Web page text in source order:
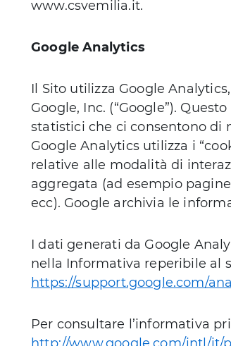
www.csvemilia.it.
Google Analytics
Il Sito utilizza Google
Google, Inc. (“Google”).
statistici che ci consentono di
Google Analytics utilizza i
relative alle modalità di
aggregata (ad esempio
ecc). Google archivia le
I dati generati da Google
nella Informativa reperibile al
https://support.google.com/
Per consultare l’informativa